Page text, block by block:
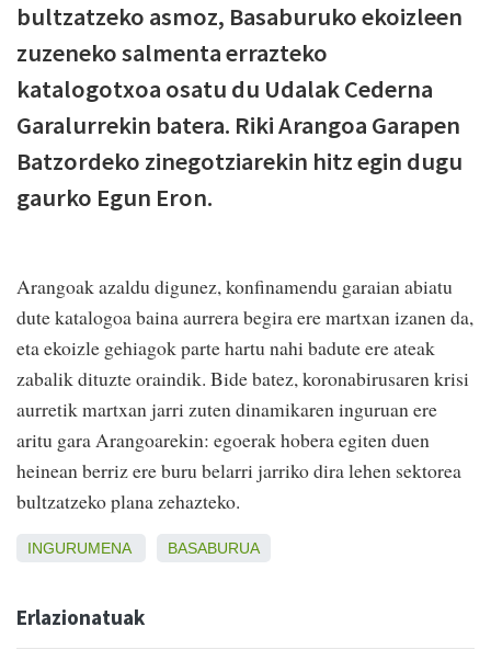
bultzatzeko asmoz, Basaburuko ekoizleen
zuzeneko salmenta errazteko
katalogotxoa osatu du Udalak Cederna
Garalurrekin batera. Riki Arangoa Garapen
Batzordeko zinegotziarekin hitz egin dugu
gaurko Egun Eron.
Arangoak azaldu digunez, konfinamendu garaian abiatu
dute katalogoa baina aurrera begira ere martxan izanen da,
eta ekoizle gehiagok parte hartu nahi badute ere ateak
zabalik dituzte oraindik. Bide batez, koronabirusaren krisi
aurretik martxan jarri zuten dinamikaren inguruan ere
aritu gara Arangoarekin: egoerak hobera egiten duen
heinean berriz ere buru belarri jarriko dira lehen sektorea
bultzatzeko plana zehazteko.
INGURUMENA BASABURUA
Erlazionatuak